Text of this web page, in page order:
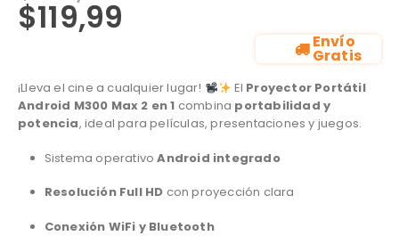
$119,99
Envío
Gratis
¡Lleva el cine a cualquier lugar! El Proyector Portátil
Android M300 Max 2 en 1 combina portabilidad y
potencia, ideal para películas, presentaciones y juegos.
Sistema operativoAndroid integrado
Resolución Full HD con proyección clara
Conexión WiFi y Bluetooth